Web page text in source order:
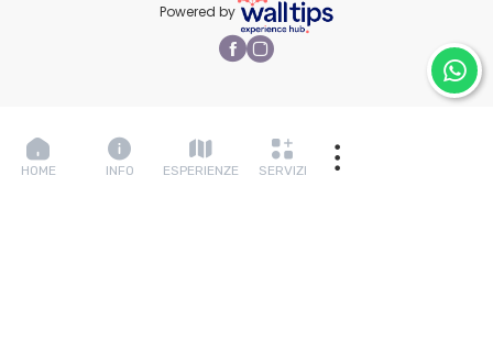
HOME INFO ESPERIENZE SERVIZI
Acquista
Powered by